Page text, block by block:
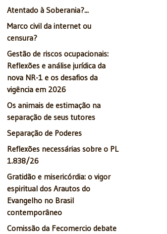
Atentado à Soberania?...
Marco civil da internet ou
censura?
Gestão de riscos ocupacionais:
Reflexões e análise jurídica da
nova NR-1 e os desafios da
vigência em 2026
Os animais de estimação na
separação de seus tutores
Separação de Poderes
Reflexões necessárias sobre o PL
1.838/26
Gratidão e misericórdia: o vigor
espiritual dos Arautos do
Evangelho no Brasil
contemporâneo
Comissão da Fecomercio debate